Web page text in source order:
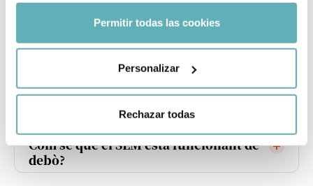
Permitir todas las cookies
Personalizar
Rechazar todas
Quant pressupost necessito per
començar amb SEM?
En quines plataformes gestioneu les
Com sé que el SEM està funcionant de
debò?